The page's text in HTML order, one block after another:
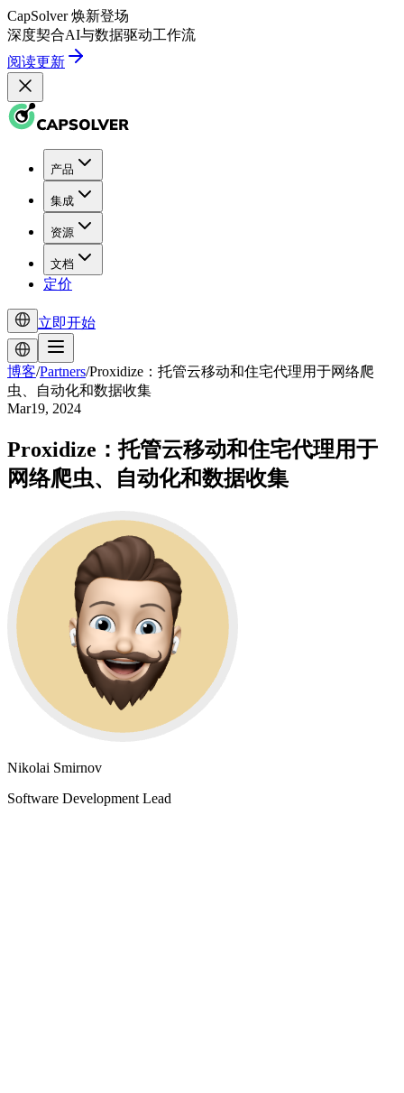
CapSolver 焕新登场
深度契合AI与数据驱动工作流
阅读更新
产品
集成
资源
文档
定价
立即开始
博客/Partners/Proxidize：托管云移动和住宅代理用于网络爬
虫、自动化和数据收集
Mar19, 2024
Proxidize：托管云移动和住宅代理用于
网络爬虫、自动化和数据收集
Nikolai Smirnov
Software Development Lead